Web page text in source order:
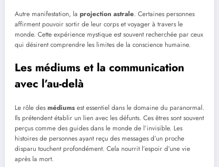
Autre manifestation, la projection astrale. Certaines personnes
affirment pouvoir sortir de leur corps et voyager à travers le
monde. Cette expérience mystique est souvent recherchée par ceux
qui désirent comprendre les limites de la conscience humaine.
Les médiums et la communication
avec l’au-delà
Le rôle des médiums est essentiel dans le domaine du paranormal.
Ils prétendent établir un lien avec les défunts. Ces êtres sont souvent
perçus comme des guides dans le monde de l’invisible. Les
histoires de personnes ayant reçu des messages d’un proche
disparu touchent profondément. Cela nourrit l’espoir d’une vie
après la mort.